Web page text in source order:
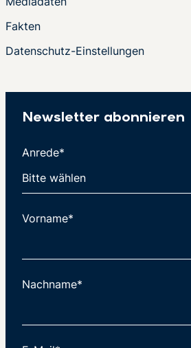
Fakten
Datenschutz-Einstellungen
Newsletter abonnieren
Anrede*
Vorname*
Nachname*